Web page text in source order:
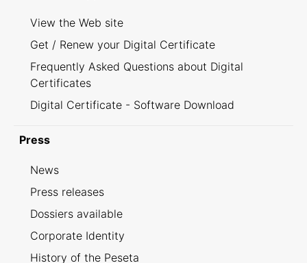
View the Web site
Get / Renew your Digital Certificate
Frequently Asked Questions about Digital
Certificates
Digital Certificate - Software Download
Press
News
Press releases
Dossiers available
Corporate Identity
History of the Peseta